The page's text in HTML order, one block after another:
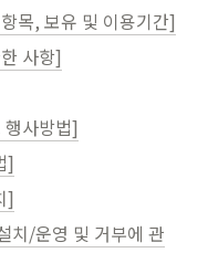
목, 보유 및 이용기간]
사항]
사방법]
]
]
치/운영 및 거부에 관